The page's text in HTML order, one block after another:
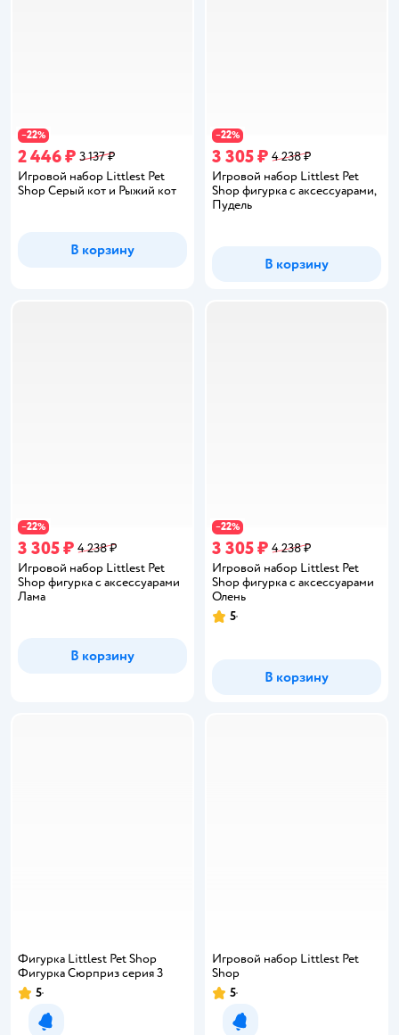
−22%
2 446 ₽ 3 137 ₽
Игровой набор Littlest Pet
Shop Серый кот и Рыжий кот
В корзину
−22%
3 305 ₽ 4 238 ₽
Игровой набор Littlest Pet
Shop фигурка с аксессуарами,
Пудель
В корзину
−22%
3 305 ₽ 4 238 ₽
Игровой набор Littlest Pet
Shop фигурка с аксессуарами
Лама
В корзину
−22%
3 305 ₽ 4 238 ₽
Игровой набор Littlest Pet
Shop фигурка с аксессуарами
Олень
Рейтинг:
5
В корзину
Фигурка Littlest Pet Shop
Фигурка Сюрприз серия 3
Рейтинг:
5
Уведомить о появлении
Игровой набор Littlest Pet
Shop
Рейтинг:
5
Уведомить о появлении